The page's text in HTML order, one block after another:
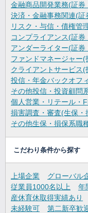
金融商品開発業務(証券
決済・金融事務関連(証
リスク・与信・債権管
コンプライアンス(証券
アンダーライター(証券
ファンドマネージャー(
クライアントサービス(
投信・年金バックオフ
その他投信・投資顧問
個人営業・リテール・
損害調査・審査(生保・
その他生保・損保系職
こだわり条件から探す
上場企業 グローバル
従業員1000名以上
年
産休育休取得実績あり
未経験可
第二新卒歓